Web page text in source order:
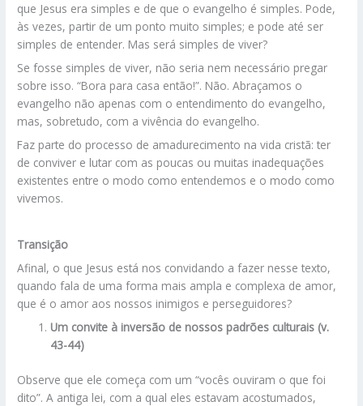
que Jesus era simples e de que o evangelho é simples. Pode,
às vezes, partir de um ponto muito simples; e pode até ser
simples de entender. Mas será simples de viver?
Se fosse simples de viver, não seria nem necessário pregar
sobre isso. “Bora para casa então!”. Não. Abraçamos o
evangelho não apenas com o entendimento do evangelho,
mas, sobretudo, com a vivência do evangelho.
Faz parte do processo de amadurecimento na vida cristã: ter
de conviver e lutar com as poucas ou muitas inadequações
existentes entre o modo como entendemos e o modo como
vivemos.
Transição
Afinal, o que Jesus está nos convidando a fazer nesse texto,
quando fala de uma forma mais ampla e complexa de amor,
que é o amor aos nossos inimigos e perseguidores?
Um convite à inversão de nossos padrões culturais (v.
43-44)
Observe que ele começa com um “vocês ouviram o que foi
dito”. A antiga lei, com a qual eles estavam acostumados,